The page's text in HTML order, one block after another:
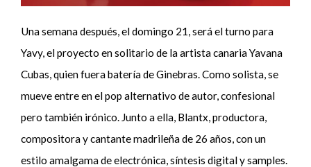
Una semana después, el domingo 21, será el turno para
Yavy, el proyecto en solitario de la artista canaria Yavana
Cubas, quien fuera batería de Ginebras. Como solista, se
mueve entre en el pop alternativo de autor, confesional
pero también irónico. Junto a ella, Blantx, productora,
compositora y cantante madrileña de 26 años, con un
estilo amalgama de electrónica, síntesis digital y samples.